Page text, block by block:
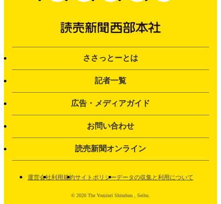
ささっとーとは
記者一覧
広告・メディアガイド
お問い合わせ
読売新聞オンライン
運営会社利用規約サイトポリシーデータの収集と利用について
© 2020 The Yomiuri Shimbun , Seibu.